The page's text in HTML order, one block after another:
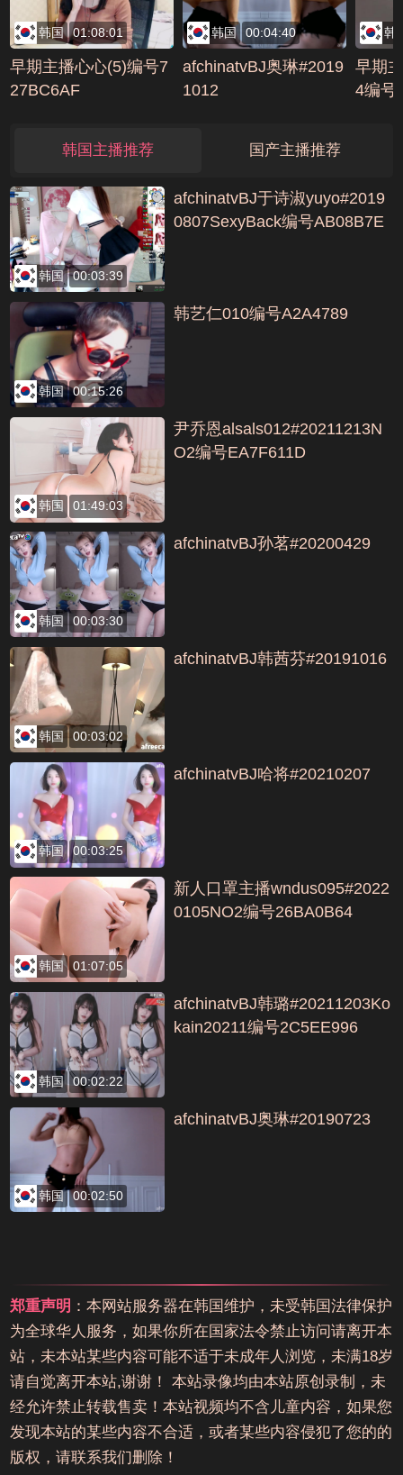
韩国 01:08:01
早期主播心心(5)编号7
27BC6AF
韩国 00:04:40
afchinatvBJ奥琳#2019
1012
韩
早期
4编号
韩国主播推荐 国产主播推荐
韩国 00:03:39
afchinatvBJ于诗淑yuyo#2019
0807SexyBack编号AB08B7E
韩国 00:15:26
韩艺仁010编号A2A4789
韩国 01:49:03
尹乔恩alsals012#20211213N
O2编号EA7F611D
韩国 00:03:30
afchinatvBJ孙茗#20200429
韩国 00:03:02
afchinatvBJ韩茜芬#20191016
韩国 00:03:25
afchinatvBJ哈将#20210207
韩国 01:07:05
新人口罩主播wndus095#2022
0105NO2编号26BA0B64
韩国 00:02:22
afchinatvBJ韩璐#20211203Ko
kain20211编号2C5EE996
韩国 00:02:50
afchinatvBJ奥琳#20190723
郑重声明 ：本网站服务器在韩国维护，未受韩国法律保护
为全球华人服务，如果你所在国家法令禁止访问请离开本
站，未本站某些内容可能不适于未成年人浏览，未满18岁
请自觉离开本站,谢谢！ 本站录像均由本站原创录制，未
经允许禁止转载售卖！本站视频均不含儿童内容，如果您
发现本站的某些内容不合适，或者某些内容侵犯了您的的
版权，请联系我们删除！